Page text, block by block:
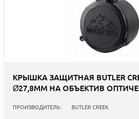
КРЫШКА ЗАЩИТНАЯ BUTLER
Ø27,8ММ НА ОБЪЕКТИВ
ПРОИЗВОДИТЕЛЬ: BUTLER CREEK